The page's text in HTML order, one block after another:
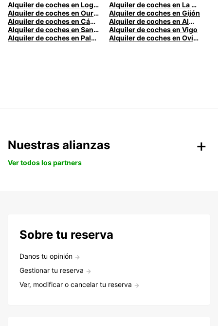
Alquiler de coches en Logroño
Alquiler de coches en La Coruña
Alquiler de coches en Ourense
Alquiler de coches en Gijón
Alquiler de coches en Cádiz
Alquiler de coches en Almería
Alquiler de coches en Santander
Alquiler de coches en Vigo
Alquiler de coches en Palma
Alquiler de coches en Oviedo
Nuestras alianzas
Ver todos los partners
Sobre tu reserva
Danos tu opinión
Gestionar tu reserva
Ver, modificar o cancelar tu reserva